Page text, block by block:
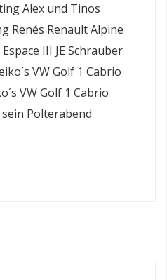
Alex und Tinos
Renés Renault Alpine
III JE Schrauber
VW Golf 1 Cabrio
VW Golf 1 Cabrio
Polterabend